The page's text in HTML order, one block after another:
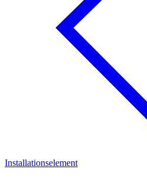
Installationselement